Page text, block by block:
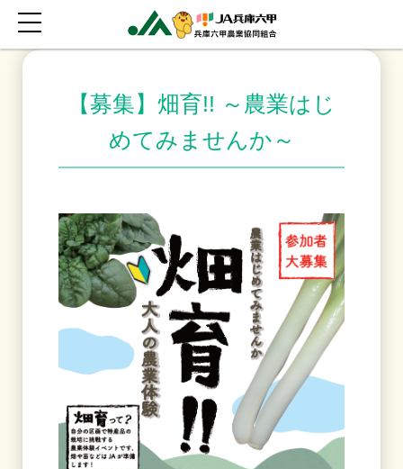
【募集】畑育!! ～農業はじ
めてみませんか～